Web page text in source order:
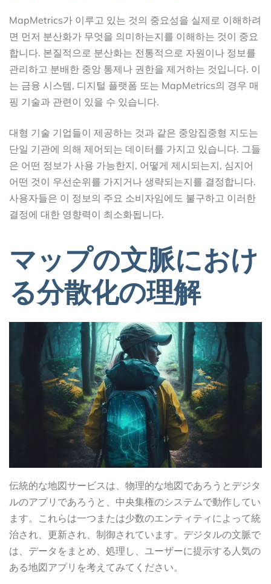
MapMetrics가 이루고 있는 것의 중요성을 실제로 이해하려
면 먼저 분산화가 무엇을 의미하는지를 이해하는 것이 중요
합니다. 본질적으로 분산화는 전통적으로 자원이나 정보를
관리하고 분배한 중앙 통제나 권한을 제거하는 것입니다. 이
는 금융 시스템, 디지털 플랫폼 또는 MapMetrics의 경우 매
핑 기술과 관련이 있을 수 있습니다.
대형 기술 기업들이 제공하는 것과 같은 중앙집중형 지도는
단일 기관에 의해 제어되는 데이터를 가지고 있습니다. 그들
은 어떤 정보가 사용 가능한지, 어떻게 제시되는지, 심지어
어떤 것이 우선순위를 가지거나 생략되는지를 결정합니다.
사용자들은 이 정보의 주요 소비자임에도 불구하고 이러한
결정에 대한 영향력이 최소화됩니다.
マップの文脈におけ
る分散化の理解
伝統的な地図サービスは、物理的な地図であろうとデジタ
ルのアプリであろうと、中央集権のシステムで動作してい
ます。これらは一つまたは少数のエンティティによって統
治され、更新され、制御されています。デジタルの文脈で
は、データをまとめ、処理し、ユーザーに提示する人気の
ある地図アプリを考えてみてください。